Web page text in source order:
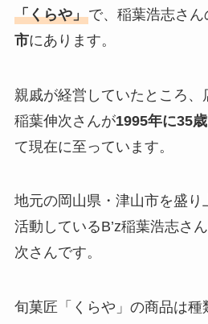
「くらや」で、稲葉浩志さん
市にあります。
親戚が経営していたところ
稲葉伸次さんが1995年に35
て現在に至っています。
地元の岡山県・津山市を盛り
活動しているB’z稲葉浩志さ
次さんです。
旬菓匠「くらや」の商品は種